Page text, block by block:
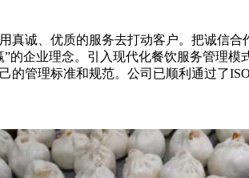
真诚、优质的服务去打动客户。把诚信
的企业理念。引入现代化餐饮服务管理
管理标准和规范。公司已顺利通过了